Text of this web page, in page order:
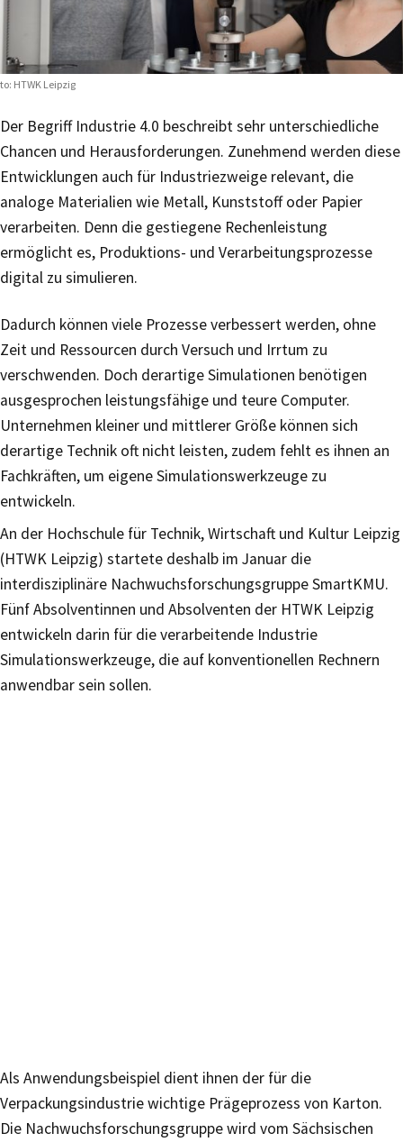
HTWK Leipzig
Der Begriff Industrie 4.0 beschreibt sehr unterschiedliche
Chancen und Herausforderungen. Zunehmend werden diese
Entwicklungen auch für Industriezweige relevant, die
analoge Materialien wie Metall, Kunststoff oder Papier
verarbeiten. Denn die gestiegene Rechenleistung
ermöglicht es, Produktions- und Verarbeitungsprozesse
digital zu simulieren.
Dadurch können viele Prozesse verbessert werden, ohne
Zeit und Ressourcen durch Versuch und Irrtum zu
verschwenden. Doch derartige Simulationen benötigen
ausgesprochen leistungsfähige und teure Computer.
Unternehmen kleiner und mittlerer Größe können sich
derartige Technik oft nicht leisten, zudem fehlt es ihnen an
Fachkräften, um eigene Simulationswerkzeuge zu
entwickeln.
An der Hochschule für Technik, Wirtschaft und Kultur Leipzig
(HTWK Leipzig) startete deshalb im Januar die
interdisziplinäre Nachwuchsforschungsgruppe SmartKMU.
Fünf Absolventinnen und Absolventen der HTWK Leipzig
entwickeln darin für die verarbeitende Industrie
Simulationswerkzeuge, die auf konventionellen Rechnern
anwendbar sein sollen.
Als Anwendungsbeispiel dient ihnen der für die
Verpackungsindustrie wichtige Prägeprozess von Karton.
Die Nachwuchsforschungsgruppe wird vom Sächsischen